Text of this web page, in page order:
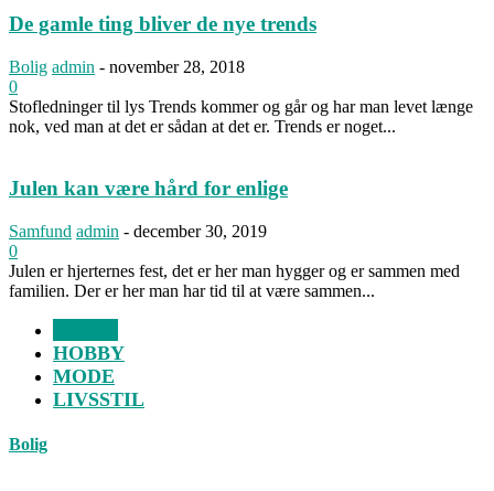
De gamle ting bliver de nye trends
Bolig admin - november 28, 2018
0
Stofledninger til lys Trends kommer og går og har man levet længe
nok, ved man at det er sådan at det er. Trends er noget...
Julen kan være hård for enlige
Samfund admin - december 30, 2019
0
Julen er hjerternes fest, det er her man hygger og er sammen med
familien. Der er her man har tid til at være sammen...
HOBBY
MODE
LIVSSTIL
Bolig